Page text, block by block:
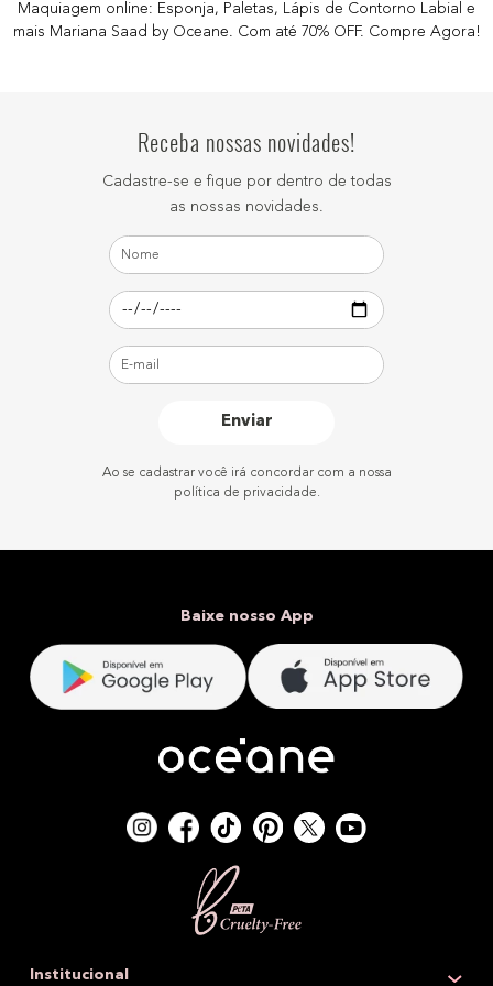
Maquiagem online: Esponja, Paletas, Lápis de Contorno Labial e
mais Mariana Saad by Oceane. Com até 70% OFF. Compre Agora!
Receba nossas novidades!
Cadastre-se e fique por dentro de todas
as nossas novidades.
Enviar
Ao se cadastrar você irá concordar com a nossa
política de privacidade.
Baixe nosso App
Institucional